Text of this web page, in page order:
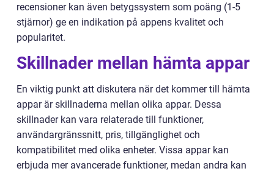
recensioner kan även betygssystem som poäng (1-5
stjärnor) ge en indikation på appens kvalitet och
popularitet.
Skillnader mellan hämta appar
En viktig punkt att diskutera när det kommer till hämta
appar är skillnaderna mellan olika appar. Dessa
skillnader kan vara relaterade till funktioner,
användargränssnitt, pris, tillgänglighet och
kompatibilitet med olika enheter. Vissa appar kan
erbjuda mer avancerade funktioner, medan andra kan